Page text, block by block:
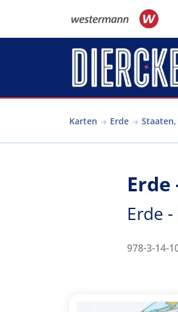
Karten Erde
Erde
Erde
978-3-14-